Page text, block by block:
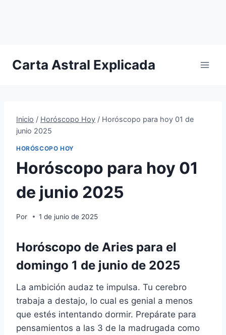
Carta Astral Explicada
Inicio / Horóscopo Hoy / Horóscopo para hoy 01 de
junio 2025
HORÓSCOPO HOY
Horóscopo para hoy 01
de junio 2025
Por 1 de junio de 2025
Horóscopo de Aries para el
domingo 1 de junio de 2025
La ambición audaz te impulsa. Tu cerebro
trabaja a destajo, lo cual es genial a menos
que estés intentando dormir. Prepárate para
pensamientos a las 3 de la madrugada como